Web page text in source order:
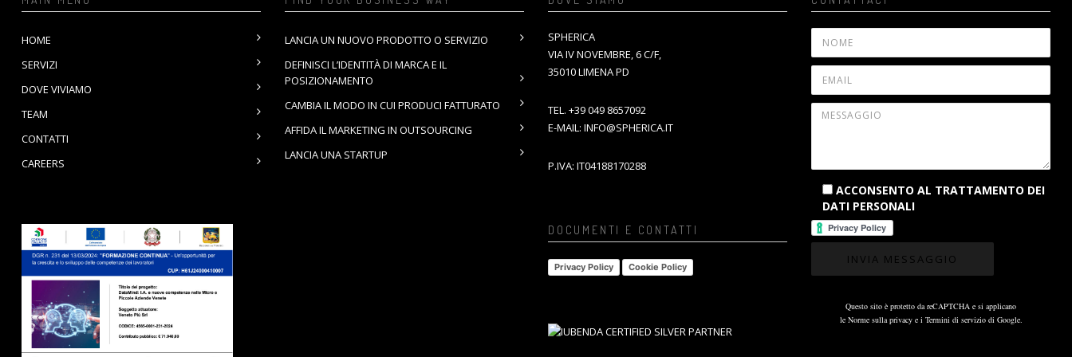
HOME
SERVIZI
DOVE VIVIAMO
TEAM
CONTATTI
CAREERS
LANCIA UN NUOVO PRODOTTO O SERVIZIO
DEFINISCI L’IDENTITÀ DI MARCA E IL
POSIZIONAMENTO
CAMBIA IL MODO IN CUI PRODUCI FATTURATO
AFFIDA IL MARKETING IN OUTSOURCING
LANCIA UNA STARTUP
SPHERICA
VIA IV NOVEMBRE, 6 C/F,
35010 LIMENA PD
TEL. +39 049 8657092
E-MAIL: INFO@SPHERICA.IT
P.IVA: IT04188170288
DOCUMENTI E CONTATTI
Privacy Policy Cookie Policy
ACCONSENTO AL TRATTAMENTO DEI
DATI PERSONALI
Questo sito è protetto da reCAPTCHA e si applicano
le Norme sulla privacye i Termini di serviziodi Google.